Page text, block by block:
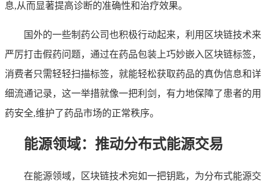
息,从而显著提高诊断的准确性和治疗效果。
国外的一些制药公司也积极行动起来，利用区块链技术来
严厉打击假药问题，通过在药品包装上巧妙嵌入区块链标签，
消费者只需轻轻扫描标签，就能轻松获取药品的真伪信息和详
细流通记录，这一举措就像一把利剑，有力地保障了患者的用
药安全,维护了药品市场的正常秩序。
能源领域：推动分布式能源交易
在能源领域，区块链技术宛如一把钥匙，为分布式能源交